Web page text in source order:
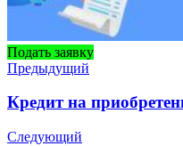
Подать заявку
Предыдущий
Кредит на
Следующий